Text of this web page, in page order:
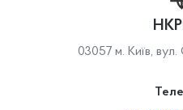
03057 м. Київ, вул.